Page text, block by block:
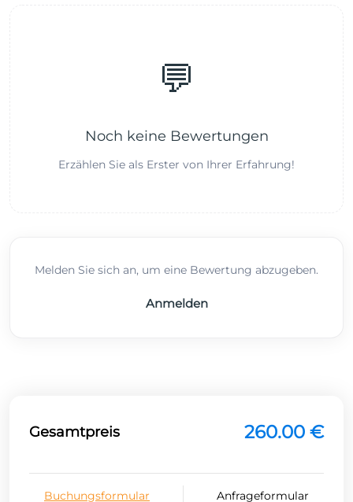
💬
Noch keine Bewertungen
Erzählen Sie als Erster von Ihrer Erfahrung!
Melden Sie sich an, um eine Bewertung abzugeben.
Anmelden
Gesamtpreis 260.00 €
Buchungsformular Anfrageformular